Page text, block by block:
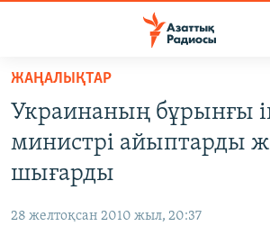
Skip
main
content
to
main
САЯСАТ
AZATTYQTV
АДАМ ҚҰҚЫҚТАРЫ
ЖАҢАЛЫҚТАР
Украинаның бұрынғы
министрі айыптарды
шығарды
28 желтоқсан 2010 жыл, 20:37